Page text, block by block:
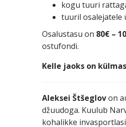
kogu tuuri
tuuril osalejatele
Osalustasu on 80€ –
ostufondi.
Kelle jaoks on
Aleksei Štšeglovon
džuudoga. Kuulub
kohalikke